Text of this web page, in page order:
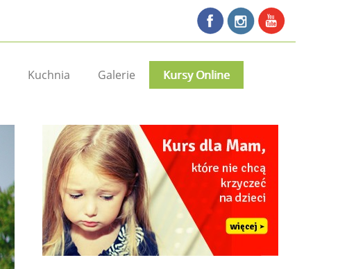
Kuchnia Galerie Kursy Online